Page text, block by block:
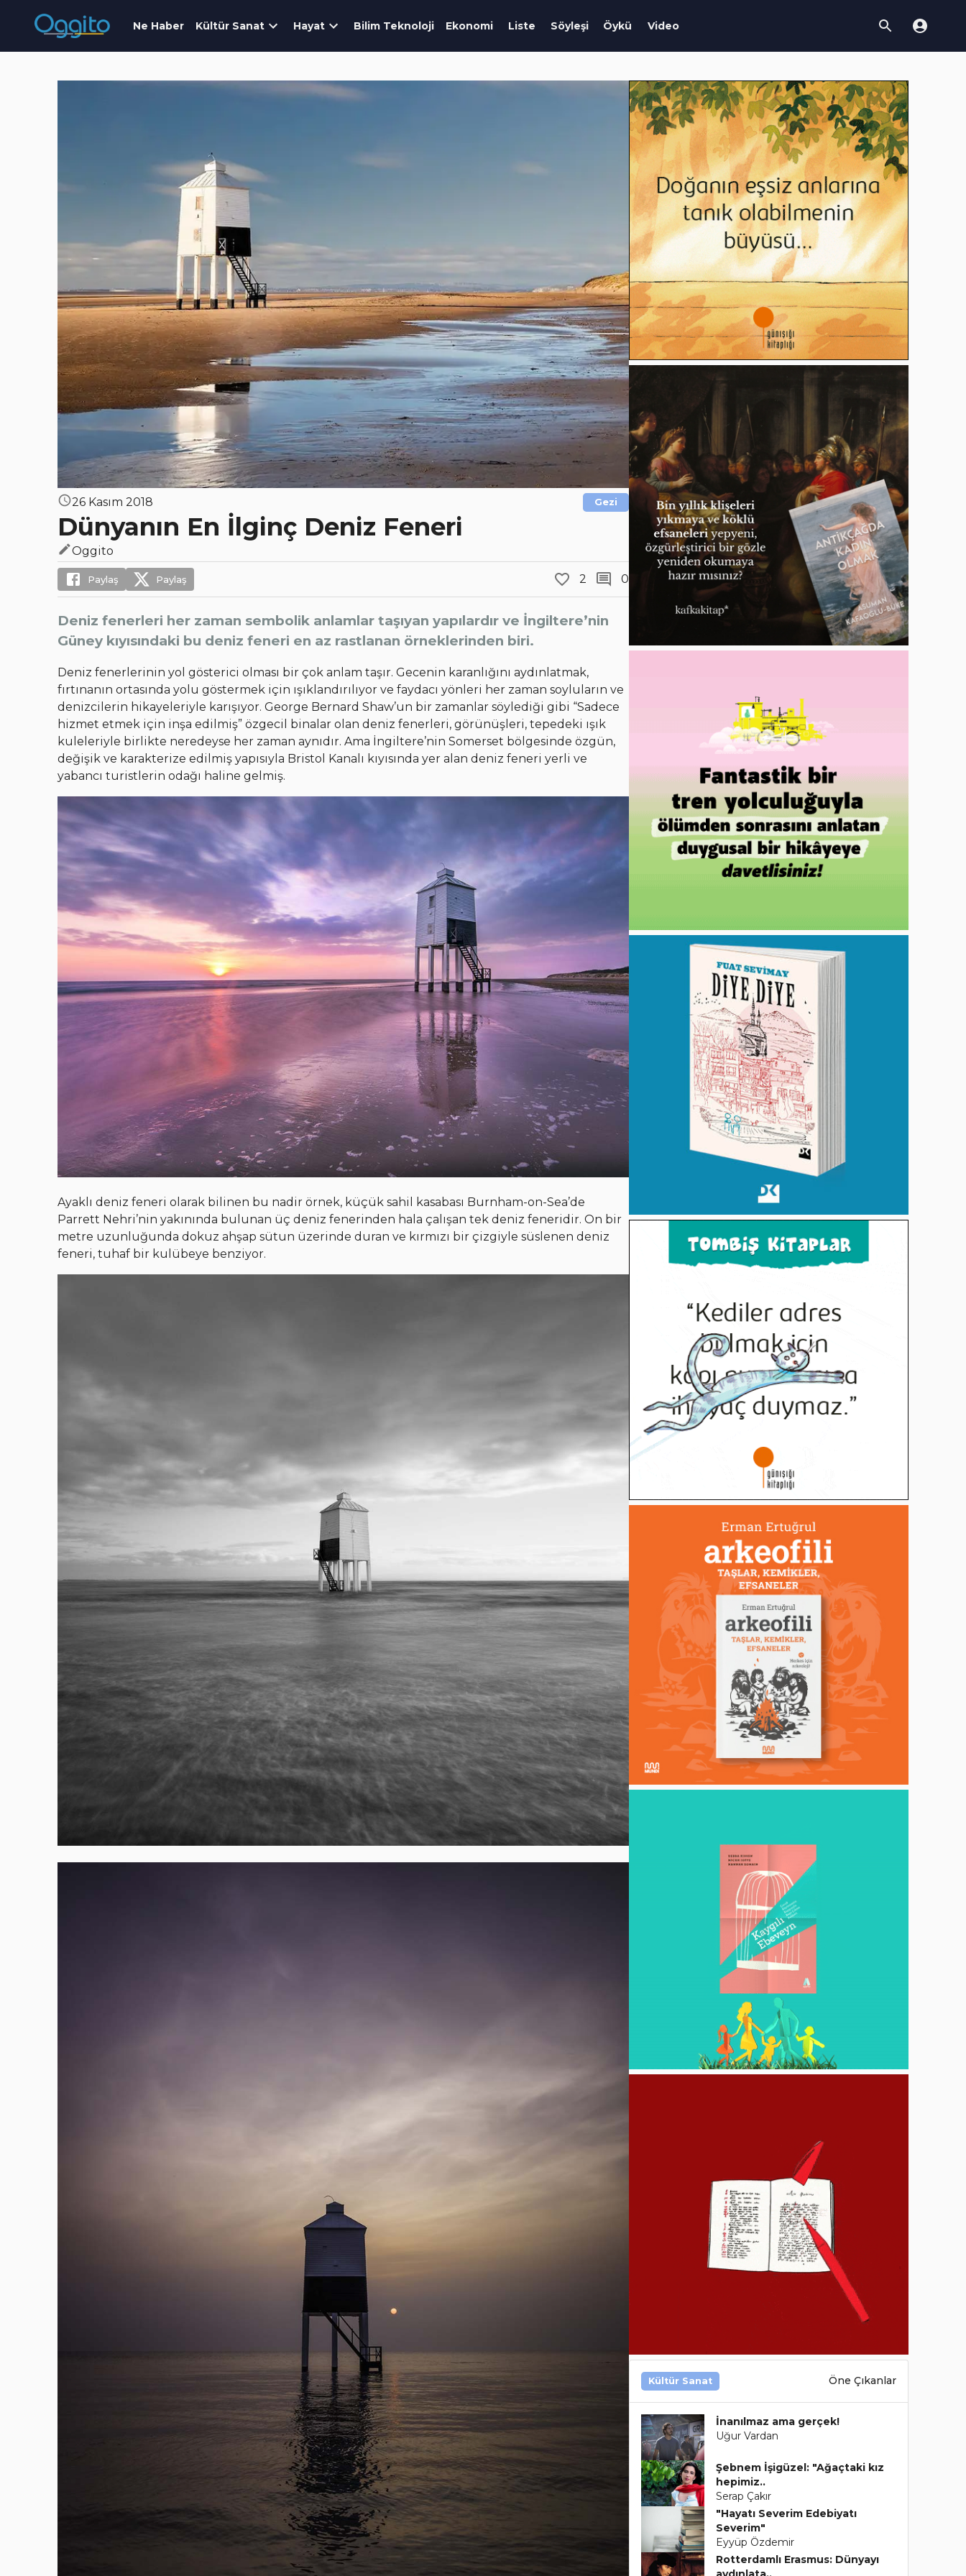
Ne Haber Kültür Sanat Hayat Bilim Teknoloji Ekonomi Liste Söyleşi Öykü Video
26 Kasım 2018 Gezi
Dünyanın En İlginç Deniz Feneri
Oggito
Paylaş Paylaş 2 0
Deniz fenerleri her zaman sembolik anlamlar taşıyan yapılardır ve İngiltere’nin
Güney kıyısındaki bu deniz feneri en az rastlanan örneklerinden biri.
Deniz fenerlerinin yol gösterici olması bir çok anlam taşır. Gecenin karanlığını aydınlatmak,
fırtınanın ortasında yolu göstermek için ışıklandırılıyor ve faydacı yönleri her zaman soyluların ve
denizcilerin hikayeleriyle karışıyor. George Bernard Shaw’un bir zamanlar söylediği gibi “Sadece
hizmet etmek için inşa edilmiş” özgecil binalar olan deniz fenerleri, görünüşleri, tepedeki ışık
kuleleriyle birlikte neredeyse her zaman aynıdır. Ama İngiltere’nin Somerset bölgesinde özgün,
değişik ve karakterize edilmiş yapısıyla Bristol Kanalı kıyısında yer alan deniz feneri yerli ve
yabancı turistlerin odağı haline gelmiş.
Ayaklı deniz feneri olarak bilinen bu nadir örnek, küçük sahil kasabası Burnham-on-Sea’de
Parrett Nehri’nin yakınında bulunan üç deniz fenerinden hala çalışan tek deniz feneridir. On bir
metre uzunluğunda dokuz ahşap sütun üzerinde duran ve kırmızı bir çizgiyle süslenen deniz
feneri, tuhaf bir kulübeye benziyor.
Kültür Sanat Öne Çıkanlar
İnanılmaz ama gerçek!
Uğur Vardan
Şebnem İşigüzel: "Ağaçtaki kız
hepimiz..
Serap Çakır
"Hayatı Severim Edebiyatı
Severim"
Eyyüp Özdemir
Rotterdamlı Erasmus: Dünyayı